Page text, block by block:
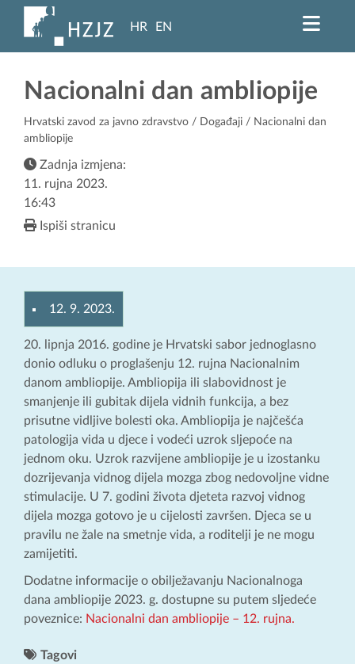
HR EN
Nacionalni dan ambliopije
Hrvatski zavod za javno zdravstvo / Događaji / Nacionalni dan
ambliopije
Zadnja izmjena:
11. rujna 2023.
16:43
Ispiši stranicu
12. 9. 2023.
20. lipnja 2016. godine je Hrvatski sabor jednoglasno
donio odluku o proglašenju 12. rujna Nacionalnim
danom ambliopije. Ambliopija ili slabovidnost je
smanjenje ili gubitak dijela vidnih funkcija, a bez
prisutne vidljive bolesti oka. Ambliopija je najčešća
patologija vida u djece i vodeći uzrok sljepoće na
jednom oku. Uzrok razvijene ambliopije je u izostanku
dozrijevanja vidnog dijela mozga zbog nedovoljne vidne
stimulacije. U 7. godini života djeteta razvoj vidnog
dijela mozga gotovo je u cijelosti završen. Djeca se u
pravilu ne žale na smetnje vida, a roditelji je ne mogu
zamijetiti.
Dodatne informacije o obilježavanju Nacionalnoga
dana ambliopije 2023. g. dostupne su putem sljedeće
poveznice: Nacionalni dan ambliopije – 12. rujna.
Tagovi